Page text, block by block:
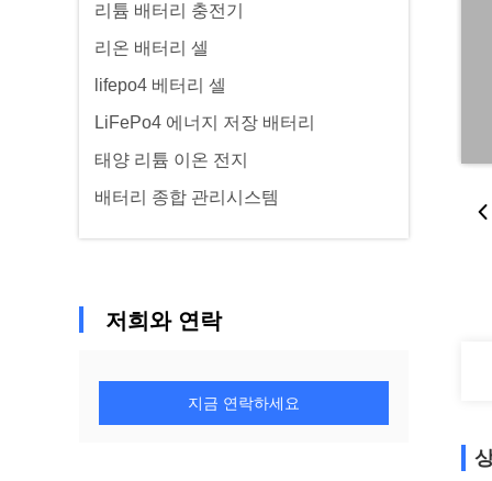
리튬 배터리 충전기
리온 배터리 셀
lifepo4 베터리 셀
LiFePo4 에너지 저장 배터리
태양 리튬 이온 전지
배터리 종합 관리시스템
저희와 연락
지금 연락하세요